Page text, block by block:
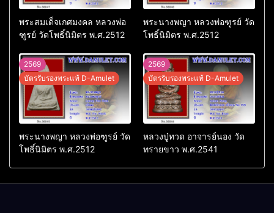
พระสมเด็จเกศมงคล หลวงพ่อ
ฑูรย์ วัดโพธิ์นิมิตร พ.ศ.2512
พระนางพญา หลวงพ่อฑูรย์ วัด
โพธิ์นิมิตร พ.ศ.2512
2569
บัตรรับรองพระแท้ D-Amulet
พระนางพญา หลวงพ่อฑูรย์ วัด
โพธิ์นิมิตร พ.ศ.2512
2569
บัตรรับรองพระแท้ D-Amulet
หลวงปู่ทวด อาจารย์นอง วัด
ทรายขาว พ.ศ.2541